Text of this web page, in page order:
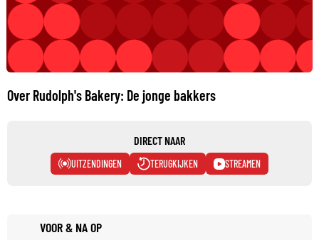
Over Rudolph's Bakery: De jonge bakkers
DIRECT NAAR
UITZENDINGEN TERUGKIJKEN STREAMEN
VOOR & NA OP